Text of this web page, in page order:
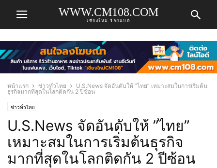
WWW.CM108.COM
เชียงใหม่ ร้อยแปด
หน้าแรก ข่าวทั่วไทย
U.S.News จัดอันดับให้ ”ไทย” เหมาะสมในการเริ่มต้น
ธุรกิจมากที่สุดในโลกติดกัน 2 ปีซ้อน
ข่าวทั่วไทย
U.S.News จัดอันดับให้ ”ไทย”
เหมาะสมในการเริ่มต้นธุรกิจ
มากที่สุดในโลกติดกัน 2 ปีซ้อน